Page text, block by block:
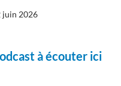
juin 2026
à écouter ici